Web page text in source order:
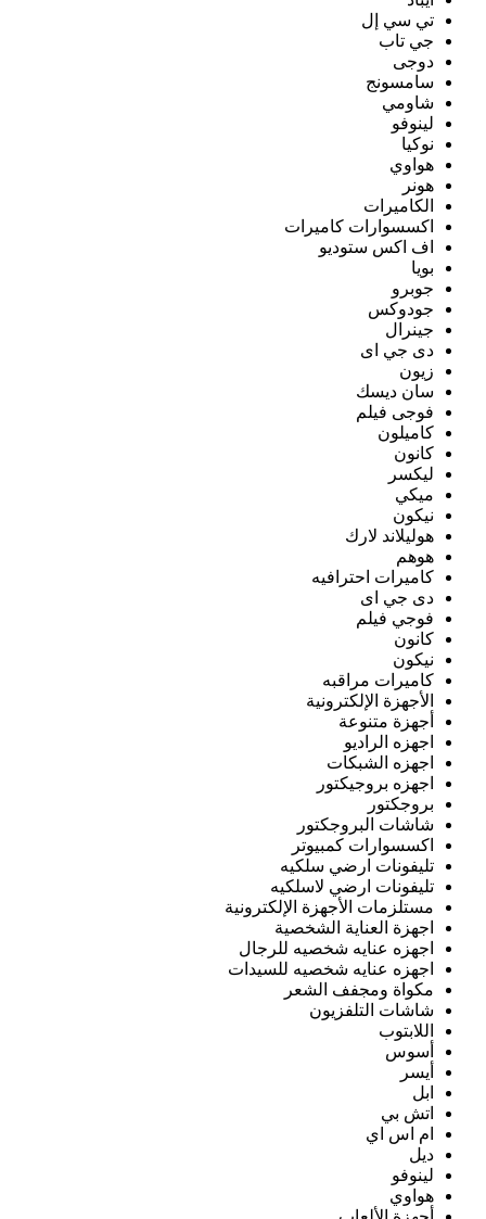
تي سي إل
جي تاب
دوجى
سامسونج
شاومي
لينوفو
نوكيا
هواوي
هونر
الكاميرات
اكسسوارات كاميرات
اف اكس ستوديو
بويا
جوبرو
جودوكس
جينرال
دى جي اى
زيون
سان ديسك
فوجى فيلم
كاميلون
كانون
ليكسر
ميكي
نيكون
هوليلاند لارك
هوهم
كاميرات احترافيه
دى جي اى
فوجي فيلم
كانون
نيكون
كاميرات مراقبه
الأجهزة الإلكترونية
أجهزة متنوعة
اجهزه الراديو
اجهزه الشبكات
اجهزه بروجيكتور
بروجكتور
شاشات البروجكتور
اكسسوارات كمبيوتر
تليفونات ارضي سلكيه
تليفونات ارضي لاسلكيه
مستلزمات الأجهزة الإلكترونية
اجهزة العناية الشخصية
اجهزه عنايه شخصيه للرجال
اجهزه عنايه شخصيه للسيدات
مكواة ومجفف الشعر
شاشات التلفزيون
اللابتوب
أسوس
أيسر
ابل
اتش بي
ام اس اي
ديل
لينوفو
هواوي